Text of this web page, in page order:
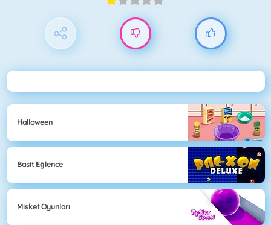
Halloween
Basit Eğlence
Misket Oyunları